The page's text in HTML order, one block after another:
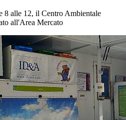
8 alle 12, il Centro Ambientale
all'Area Mercato